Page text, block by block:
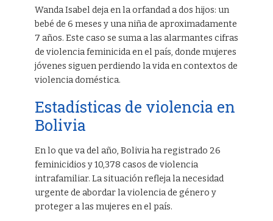
Wanda Isabel deja en la orfandad a dos hijos: un
bebé de 6 meses y una niña de aproximadamente
7 años. Este caso se suma a las alarmantes cifras
de violencia feminicida en el país, donde mujeres
jóvenes siguen perdiendo la vida en contextos de
violencia doméstica.
Estadísticas de violencia en
Bolivia
En lo que va del año, Bolivia ha registrado 26
feminicidios y 10,378 casos de violencia
intrafamiliar. La situación refleja la necesidad
urgente de abordar la violencia de género y
proteger a las mujeres en el país.